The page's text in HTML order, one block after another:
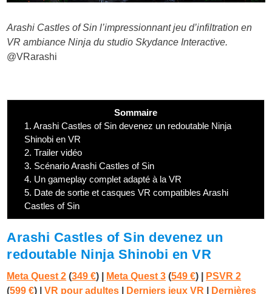
Arashi Castles of Sin l’impressionnant jeu d’infiltration en
VR ambiance Ninja du studio Skydance Interactive.
@VRarashi
Sommaire
1. Arashi Castles of Sin devenez un redoutable Ninja
Shinobi en VR
2. Trailer vidéo
3. Scénario Arashi Castles of Sin
4. Un gameplay complet adapté à la VR
5. Date de sortie et casques VR compatibles Arashi
Castles of Sin
Arashi Castles of Sin devenez un
redoutable Ninja Shinobi en VR
Meta Quest 2 (349 €) | Meta Quest 3 (549 €)
PSVR 2
(599 €) |VR pour adultes Derniers jeux VR
Dernières